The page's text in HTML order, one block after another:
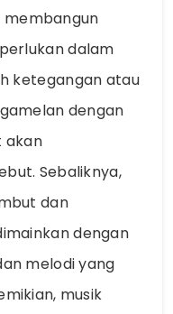
dalam
ketegangan atau
dengan
akan
Sebaliknya,
dan
dengan
melodi yang
musik